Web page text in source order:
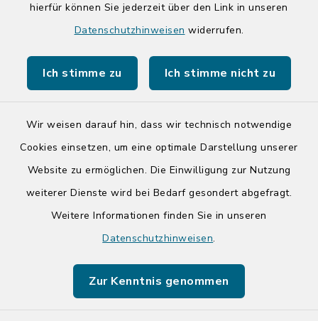
hierfür können Sie jederzeit über den Link in unseren
Datenschutzhinweisen widerrufen.
Ich stimme zu Ich stimme nicht zu
Wir weisen darauf hin, dass wir technisch notwendige
Cookies einsetzen, um eine optimale Darstellung unserer
Website zu ermöglichen. Die Einwilligung zur Nutzung
weiterer Dienste wird bei Bedarf gesondert abgefragt.
Weitere Informationen finden Sie in unseren
Datenschutzhinweisen.
Zur Kenntnis genommen
Quicklinks
Tourist-Info der Stadt Bad Segeberg
Barrierefreiheit
Impressum